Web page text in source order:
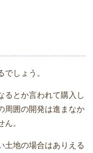
しょう。
るとか言われて購入し
周囲の開発は進まなか
。
土地の場合はありえる